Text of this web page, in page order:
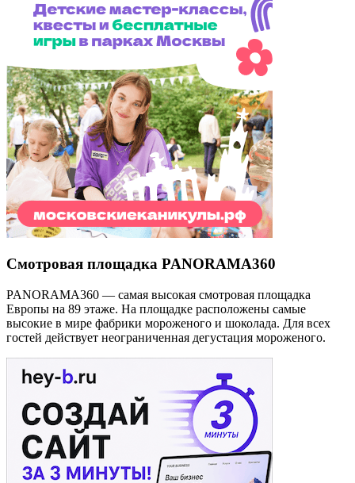
Смотровая площадка PANORAMA360
PANORAMA360 — самая высокая смотровая площадка
Европы на 89 этаже. На площадке расположены самые
высокие в мире фабрики мороженого и шоколада. Для всех
гостей действует неограниченная дегустация мороженого.